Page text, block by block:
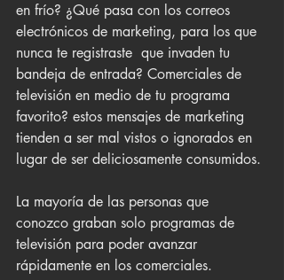
en frío? ¿Qué pasa con los correos
electrónicos de marketing, para los que
nunca te registraste  que invaden tu
bandeja de entrada? Comerciales de
televisión en medio de tu programa
favorito? estos mensajes de marketing
tienden a ser mal vistos o ignorados en
lugar de ser deliciosamente consumidos.
La mayoría de las personas que
conozco graban solo programas de
televisión para poder avanzar
rápidamente en los comerciales.